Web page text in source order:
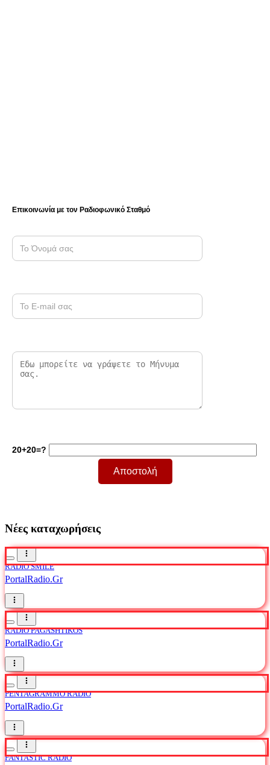
Επικοινωνία με τον Ραδιοφωνικό Σταθμό
20+20=?
Νέες καταχωρήσεις
RADIO SMILE
PortalRadio.Gr
RADIO PAGASHTIKOS
PortalRadio.Gr
PENTAGRAMMO RADIO
PortalRadio.Gr
FANTASTIC RADIO